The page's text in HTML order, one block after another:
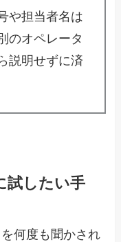
や担当者名は
のオペレータ
説明せずに済
試したい手
何度も聞かされ